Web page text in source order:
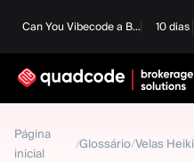
Can You Vibecode a Brokerage Platform? 10 dias
Página
inicial
/
Glossário /